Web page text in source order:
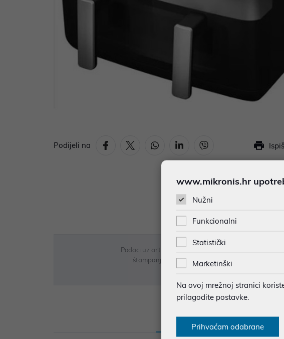
Podijeli na
Podaci uz artikle su prezentirani u dobroj namjeri.
štampanja te promjene u dostupnosti i cijene.
Specifikacija
www.mikronis.hr
Nužni
Funkcionalni
Statistički
Marketinški
Na ovoj mrežnoj stranici
prilagodite postavke.
Prihvaćam odabrane